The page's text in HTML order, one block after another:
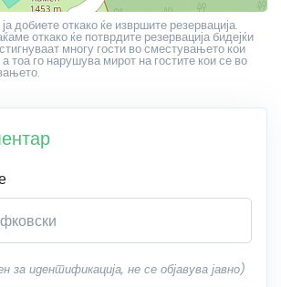
добиете откако ќе извршите резервација.
откако ќе потврдите резервација бидејќи
многу гости во сместувањето кои
тоа го нарушува мирот на гостите кои се во
за идентификација, не се објавува јавно)